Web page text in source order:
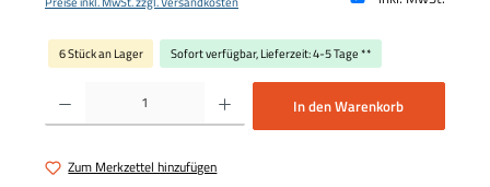
6 Stück an Lager Sofort verfügbar, Lieferzeit: 4-5 Tage **
Produkt Anzahl: Gib den gewünschten Wert ein oder benutze die Schaltflächen um
In den Warenkorb
Zum Merkzettel hinzufügen